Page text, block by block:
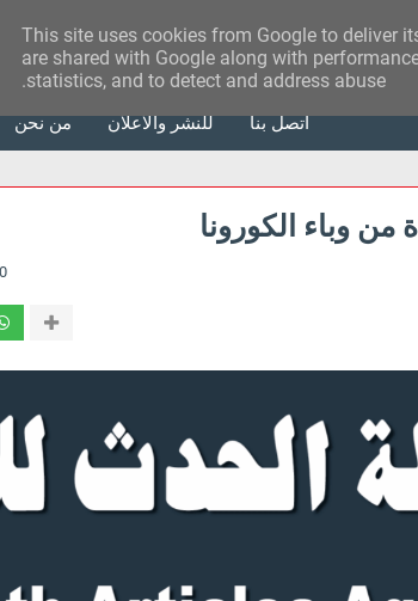
من نحن للنشر والاعلان أتصل بنا
وباء الكورونا
0 تعليقات
This site uses cookies from Google to deliver
are shared with Google along with
statistics, and to detect and address abuse.